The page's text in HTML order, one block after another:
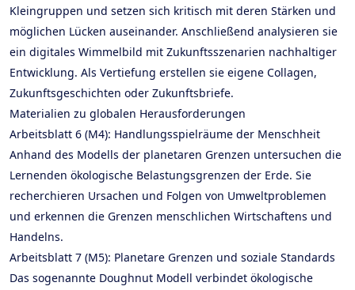
Kleingruppen und setzen sich kritisch mit deren Stärken und
möglichen Lücken auseinander. Anschließend analysieren sie
ein digitales Wimmelbild mit Zukunftsszenarien nachhaltiger
Entwicklung. Als Vertiefung erstellen sie eigene Collagen,
Zukunftsgeschichten oder Zukunftsbriefe.
Materialien zu globalen Herausforderungen
Arbeitsblatt 6 (M4): Handlungsspielräume der Menschheit
Anhand des Modells der planetaren Grenzen untersuchen die
Lernenden ökologische Belastungsgrenzen der Erde. Sie
recherchieren Ursachen und Folgen von Umweltproblemen
und erkennen die Grenzen menschlichen Wirtschaftens und
Handelns.
Arbeitsblatt 7 (M5): Planetare Grenzen und soziale Standards
Das sogenannte Doughnut Modell verbindet ökologische